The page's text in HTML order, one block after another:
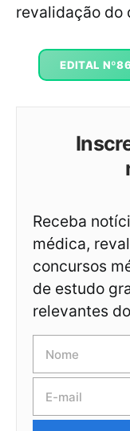
revalidação do
EDITAL
Receba
médica,
concursos
de estudo
relevantes